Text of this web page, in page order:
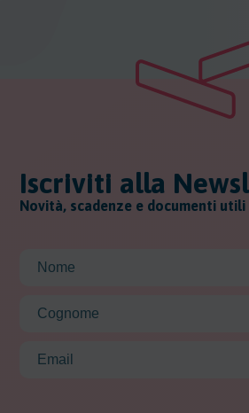
Iscriviti alla
Novità, scadenze e documenti utili